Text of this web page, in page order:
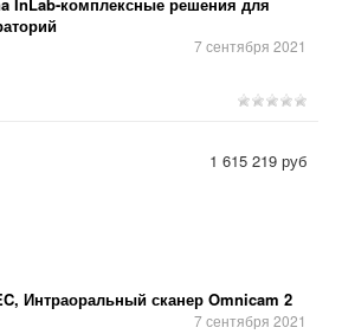
7 сентября 2021
Интраоральный сканер Omnicam 2
7 сентября 2021
1 615 219 руб